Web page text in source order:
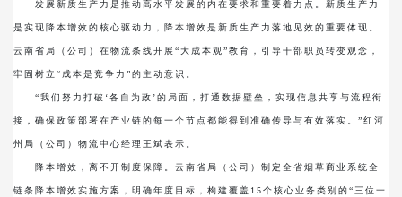
发展新质生产力是推动高水平发展的内在要求和重要着力点。新质生产力
是实现降本增效的核心驱动力，降本增效是新质生产力落地见效的重要体现。
云南省局（公司）在物流条线开展“大成本观”教育，引导干部职员转变观念，
牢固树立“成本是竞争力”的主动意识。
“我们努力打破‘各自为政’的局面，打通数据壁垒，实现信息共享与流程衔
接，确保政策部署在产业链的每一个节点都能得到准确传导与有效落实。”红河
州局（公司）物流中心经理王斌表示。
降本增效，离不开制度保障。云南省局（公司）制定全省烟草商业系统全
链条降本增效实施方案，明确年度目标，构建覆盖15个核心业务类别的“三位一